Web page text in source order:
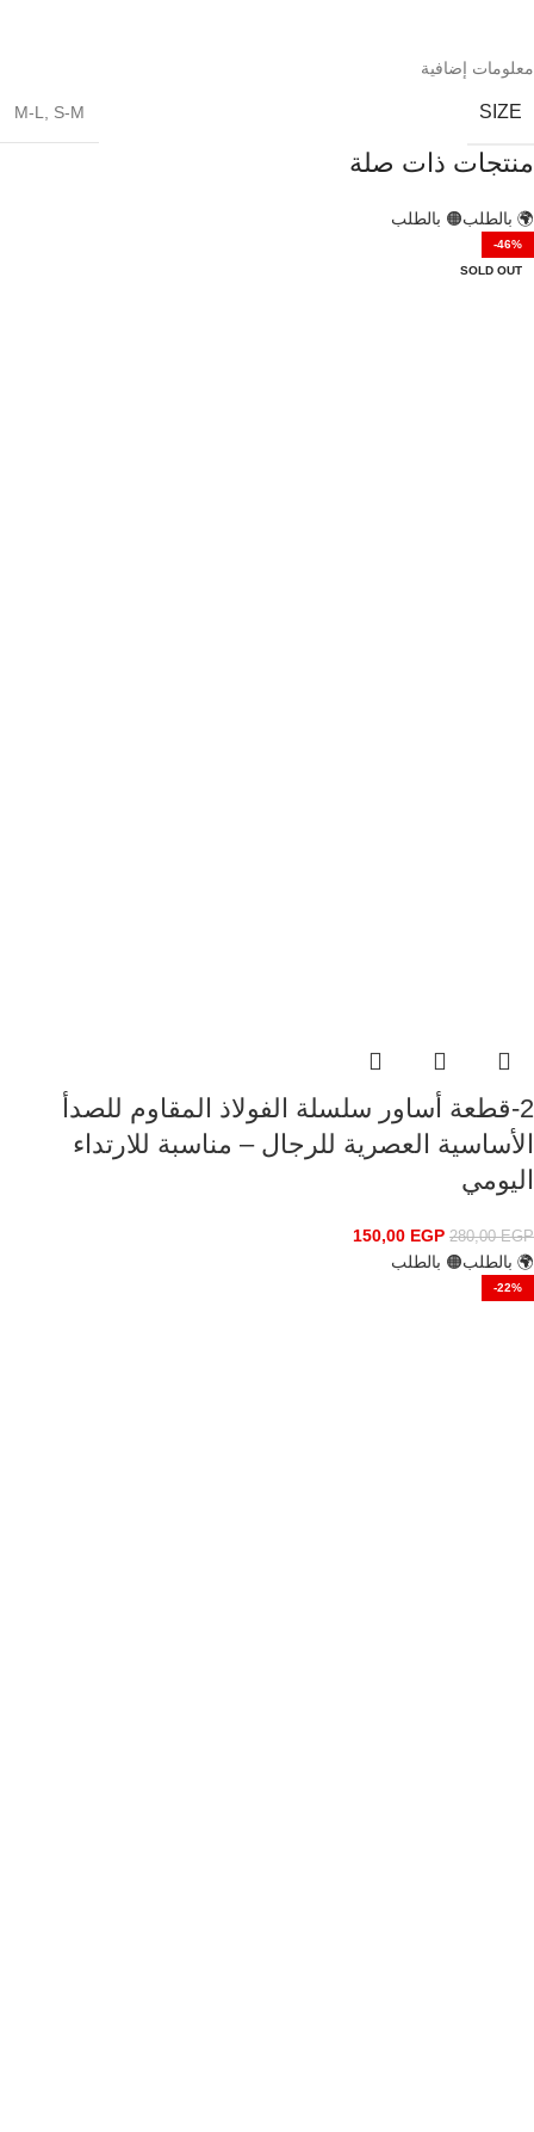
معلومات إضافية
SIZE
M-L, S-M
منتجات ذات صلة
🌍 بالطلب🟠 بالطلب
-46%
SOLD OUT
2-قطعة أساور سلسلة الفولاذ المقاوم للصدأ
الأساسية العصرية للرجال – مناسبة للارتداء
اليومي
280,00EGP
150,00 EGP
🌍 بالطلب🟠 بالطلب
-22%